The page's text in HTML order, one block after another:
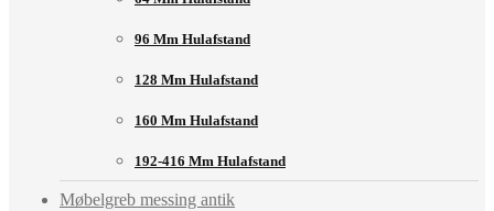
96 Mm Hulafstand
128 Mm Hulafstand
160 Mm Hulafstand
192-416 Mm Hulafstand
Møbelgreb messing antik